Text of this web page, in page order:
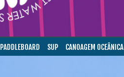
PADDLEBOARD SUP CANOAGEM OCEÂNICA